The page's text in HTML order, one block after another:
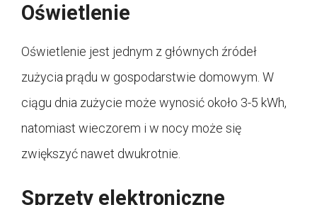
Oświetlenie
Oświetlenie jest jednym z głównych źródeł
zużycia prądu w gospodarstwie domowym. W
ciągu dnia zużycie może wynosić około 3-5 kWh,
natomiast wieczorem i w nocy może się
zwiększyć nawet dwukrotnie.
Sprzęty elektroniczne